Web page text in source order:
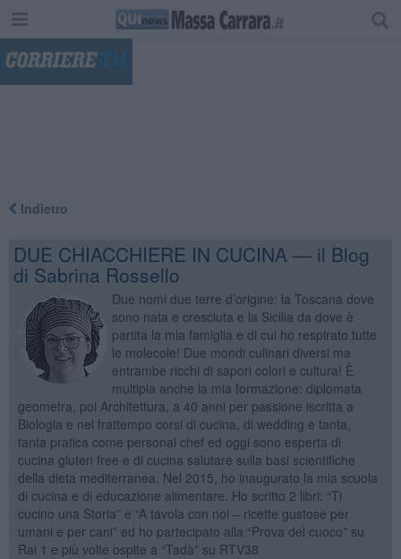
Indietro
DUE CHIACCHIERE IN CUCINA — il Blog
di Sabrina Rossello
Due nomi due terre d’origine: la Toscana dove
sono nata e cresciuta e la Sicilia da dove è
partita la mia famiglia e di cui ho respirato tutte
le molecole! Due mondi culinari diversi ma
entrambe ricchi di sapori colori e cultura! È
multipla anche la mia formazione: diplomata
geometra, poi Architettura, a 40 anni per passione iscritta a
Biologia e nel frattempo corsi di cucina, di wedding e tanta,
tanta pratica come personal chef ed oggi sono esperta di
cucina gluten free e di cucina salutare sulla basi scientifiche
della dieta mediterranea. Nel 2015, ho inaugurato la mia scuola
di cucina e di educazione alimentare. Ho scritto 2 libri: “Ti
cucino una Storia” e “A tavola con noi – ricette gustose per
umani e per cani” ed ho partecipato alla “Prova del cuoco” su
Rai 1 e più volte ospite a “Tadà” su RTV38